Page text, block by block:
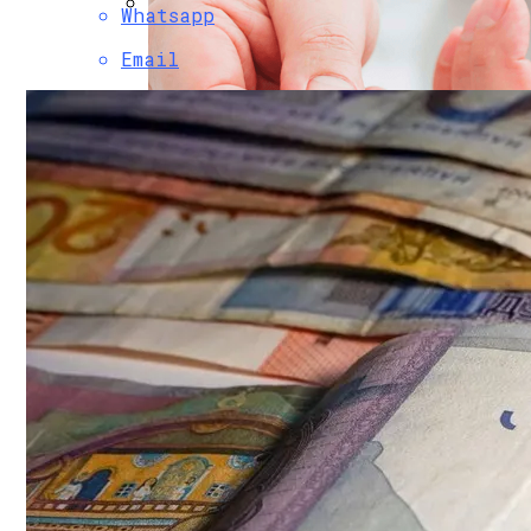
В Китае Зафиксировали Самую
Финансовая Грамотность: Как
Как Найти Баланс Между Работой И
Почем «переобуться»? Разобрались
249 Пользователей Из 250 Возможных.
Научное Объяснение Через Сколько
Интересные И Познавательные Факты
Какие Болезни Люди Провоцируют
Whatsapp
Email